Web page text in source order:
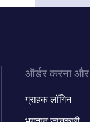
ऑर्डर करना और
ग्राहक लॉगिन